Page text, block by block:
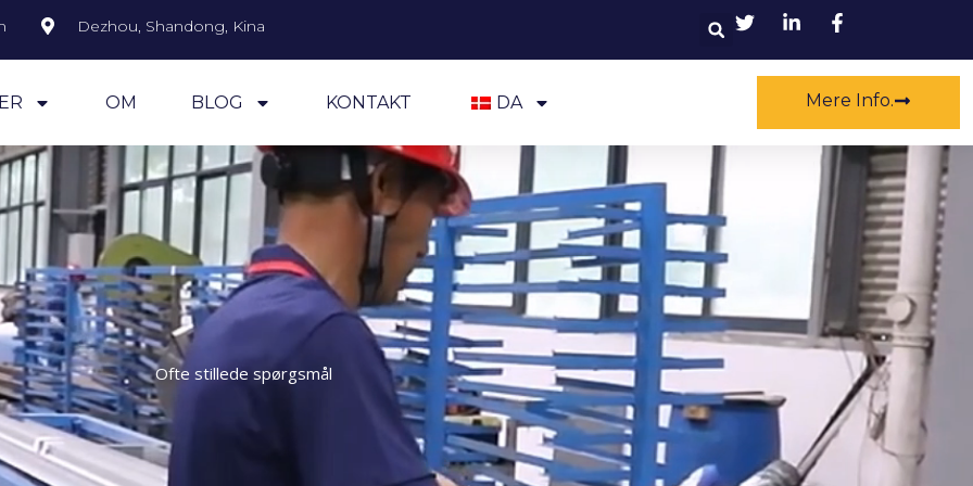
Dezhou, Shandong, Kina Søg
OM BLOG KONTAKT DA Mere Info.
Ofte stillede spørgsmål